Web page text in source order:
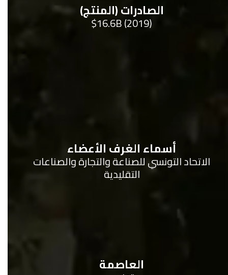
الصادرات (المنتج)
$16.6B (2019)
أسماء الغرف الأعضاء
الاتحاد التونسي للصناعة والتجارة والصناعات
التقليدية
العاصمة